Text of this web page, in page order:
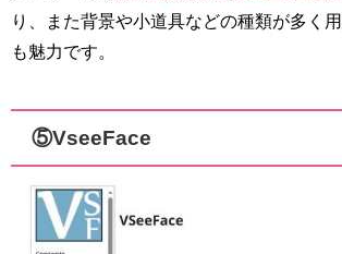
り、また背景や小道具などの種類が多く
も魅力です。
⑤VseeFace